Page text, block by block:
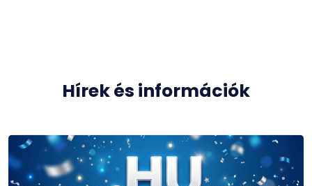
Hírek és információk